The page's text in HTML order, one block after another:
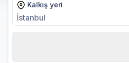
Kalkış yeri
İstanbul